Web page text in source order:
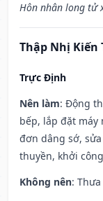
Hôn nhân long tử
Thập Nhị Kiến
Trực Định
Nên làm: Động
bếp, lắp đặt máy
đơn dâng sớ,
thuyền, khởi
Không nên: